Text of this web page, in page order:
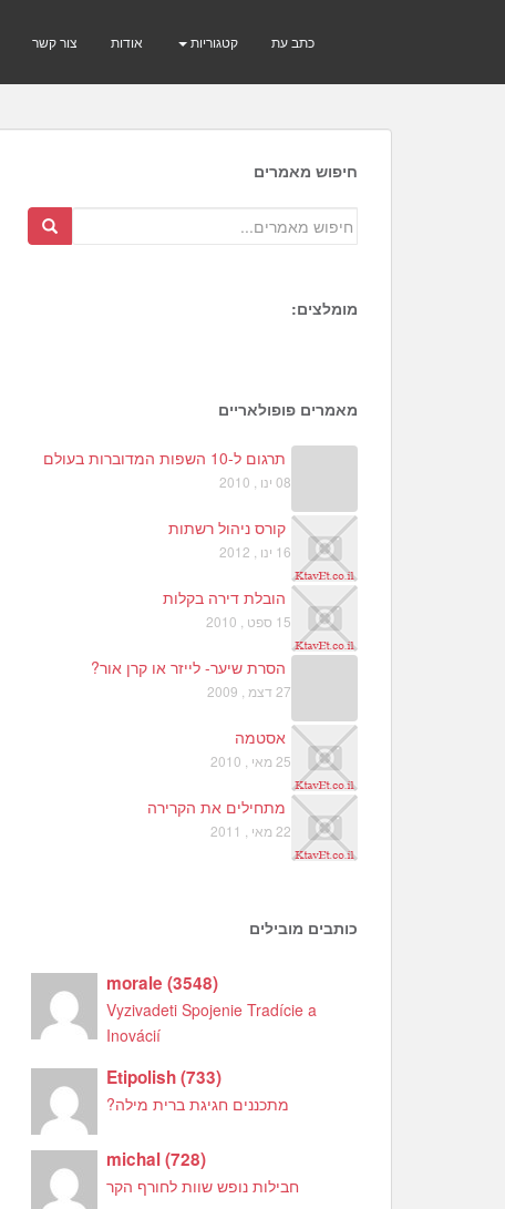
צור קשר אודות קטגוריות כתב עת
חיפוש מאמרים
מומלצים:
0
מאמרים פופולאריים
תרגום ל-10 השפות המדוברות בעולם
08 ינו , 2010
קורס ניהול רשתות
16 ינו , 2012
הובלת דירה בקלות
15 ספט , 2010
הסרת שיער- לייזר או קרן אור?
27 דצמ , 2009
אסטמה
25 מאי , 2010
מתחילים את הקרירה
22 מאי , 2011
כותבים מובילים
morale(3548)
Vyzivadeti Spojenie Tradície a
Inovácií
Etipolish(733)
מתכננים חגיגת ברית מילה?
michal(728)
חבילות נופש שוות לחורף הקר